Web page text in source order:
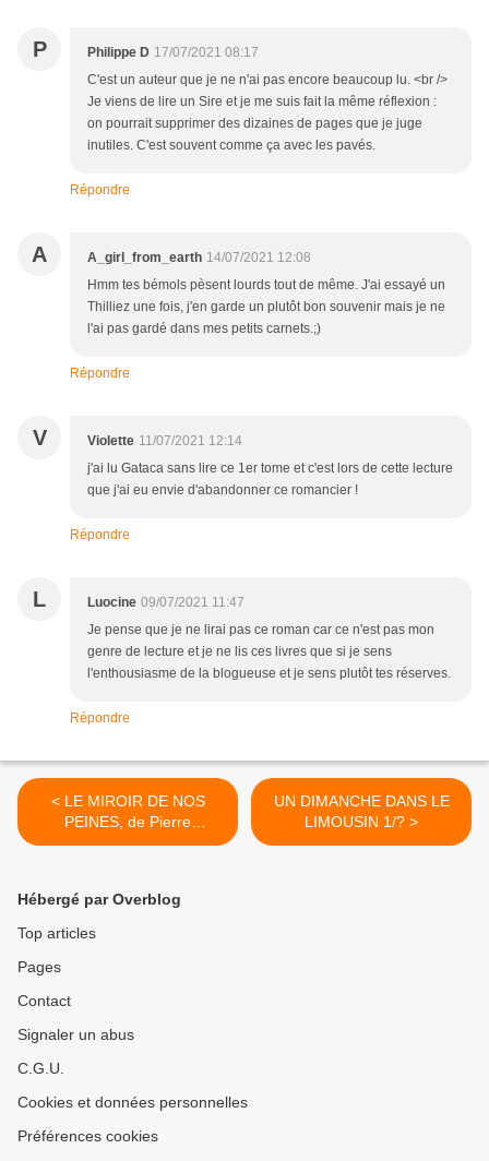
P Philippe D 17/07/2021 08:17
C'est un auteur que je ne n'ai pas encore beaucoup lu. <br />
Je viens de lire un Sire et je me suis fait la même réflexion :
on pourrait supprimer des dizaines de pages que je juge
inutiles. C'est souvent comme ça avec les pavés.
Répondre
A A_girl_from_earth 14/07/2021 12:08
Hmm tes bémols pèsent lourds tout de même. J'ai essayé un
Thilliez une fois, j'en garde un plutôt bon souvenir mais je ne
l'ai pas gardé dans mes petits carnets.;)
Répondre
V Violette 11/07/2021 12:14
j'ai lu Gataca sans lire ce 1er tome et c'est lors de cette lecture
que j'ai eu envie d'abandonner ce romancier !
Répondre
L Luocine 09/07/2021 11:47
Je pense que je ne lirai pas ce roman car ce n'est pas mon
genre de lecture et je ne lis ces livres que si je sens
l'enthousiasme de la blogueuse et je sens plutôt tes réserves.
Répondre
< LE MIROIR DE NOS
PEINES, de Pierre
LEMAITRE
UN DIMANCHE DANS LE
LIMOUSIN 1/? >
Hébergé par Overblog
Top articles
Pages
Contact
Signaler un abus
C.G.U.
Cookies et données personnelles
Préférences cookies